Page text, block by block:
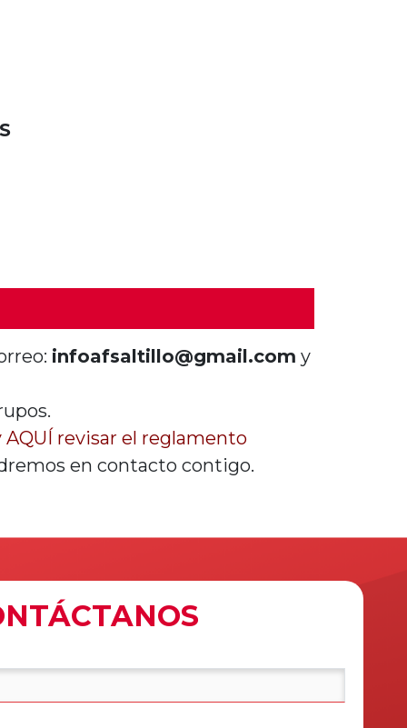
infoafsaltillo@gmail.com y
AQUÍ revisar el reglamento
en contacto contigo.